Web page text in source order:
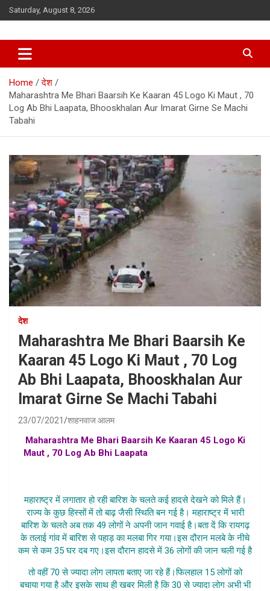
Skip
to
Saturday, August 8, 2026
Home
देश
Maharashtra Me Bhari Baarsih Ke Kaaran 45 Logo Ki Maut , 70
Log Ab Bhi Laapata, Bhooskhalan Aur Imarat Girne Se Machi
Tabahi
देश
Maharashtra Me Bhari Baarsih Ke
Kaaran 45 Logo Ki Maut , 70 Log
Ab Bhi Laapata, Bhooskhalan Aur
Imarat Girne Se Machi Tabahi
23/07/2021 शाहनवाज आलम
Maharashtra Me Bhari Baarsih Ke Kaaran 45 Logo Ki
Maut , 70 Log Ab Bhi Laapata
महाराष्ट्र में लगातार हो रही बारिश के चलते कई हादसे देखने को मिले हैं।
राज्य के कुछ हिस्सों में तो बाढ़ जैसी स्थिति बन गई है। महाराष्ट्र में भारी
बारिश के चलते अब तक 49 लोगों ने अपनी जान गवाई है।बता दें कि रायगढ़
के तलाई गांव में बारिश से पहाड़ का मलबा गिर गया।इस दौरान मलबे के नीचे
कम से कम 35 घर दब गए।इस दौरान हादसे में 36 लोगों की जान चली गई है
तो वहीं 70 से ज्यादा लोग लापता बताए जा रहे हैं।फिलहाल 15 लोगों को
बचाया गया है और इसके साथ ही खबर मिली है कि 30 से ज्यादा लोग अभी भी